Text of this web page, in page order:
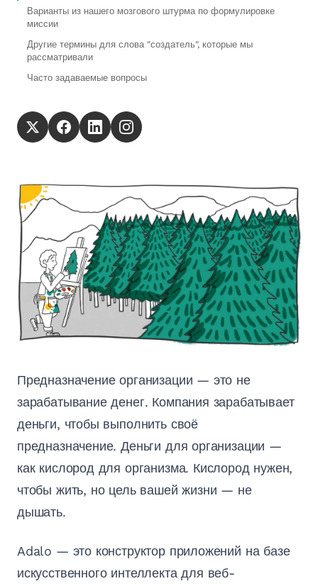
Варианты из нашего мозгового штурма по формулировке
миссии
Другие термины для слова "создатель", которые мы
рассматривали
Часто задаваемые вопросы
Предназначение организации — это не
зарабатывание денег. Компания зарабатывает
деньги, чтобы выполнить своё
предназначение. Деньги для организации —
как кислород для организма. Кислород нужен,
чтобы жить, но цель вашей жизни — не
дышать.
Adalo — это конструктор приложений на базе
искусственного интеллекта для веб-